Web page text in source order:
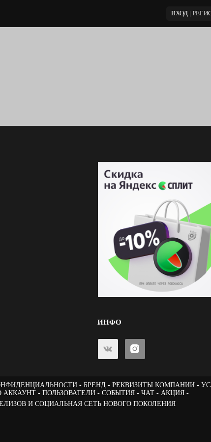
ВХОД |
ИНФО
БРЕНД РЕКВИЗИТЫ КОМПАНИИ
АККАУНТ ПОЛЬЗОВАТЕЛИ СОБЫТИЯ ЧАТ
АКЦИЯ -
И СОЦИАЛЬНАЯ СЕТЬ НОВОГО ПОКОЛЕНИЯ